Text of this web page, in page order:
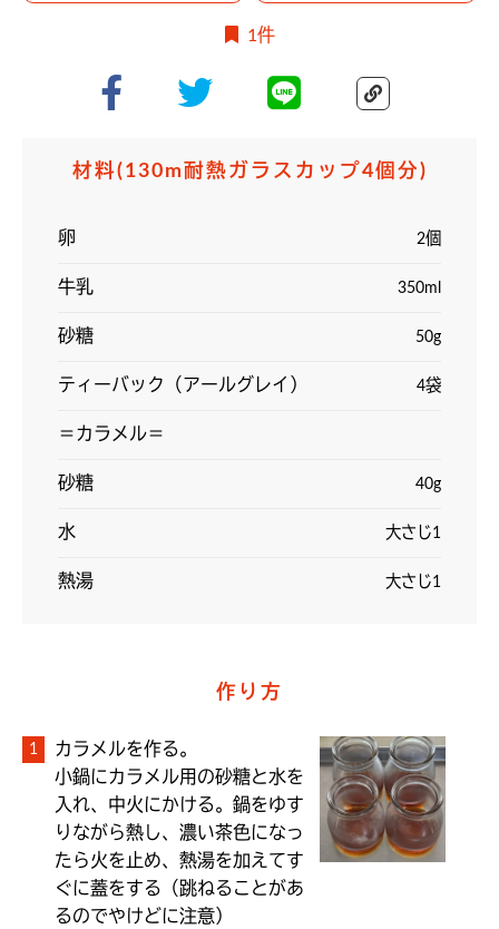
1件
材料(130m耐熱ガラスカップ4個分)
卵 2個
牛乳 350ml
砂糖 50g
ティーバック（アールグレイ） 4袋
＝カラメル＝
砂糖 40g
水 大さじ1
熱湯 大さじ1
作り方
カラメルを作る。
小鍋にカラメル用の砂糖と水を
入れ、中火にかける。鍋をゆす
りながら熱し、濃い茶色になっ
たら火を止め、熱湯を加えてす
ぐに蓋をする（跳ねることがあ
るのでやけどに注意）